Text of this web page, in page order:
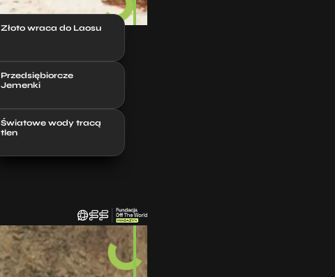
Złoto wraca do Laosu
Przedsiębiorcze
Jemenki
Światowe wody tracą
tlen